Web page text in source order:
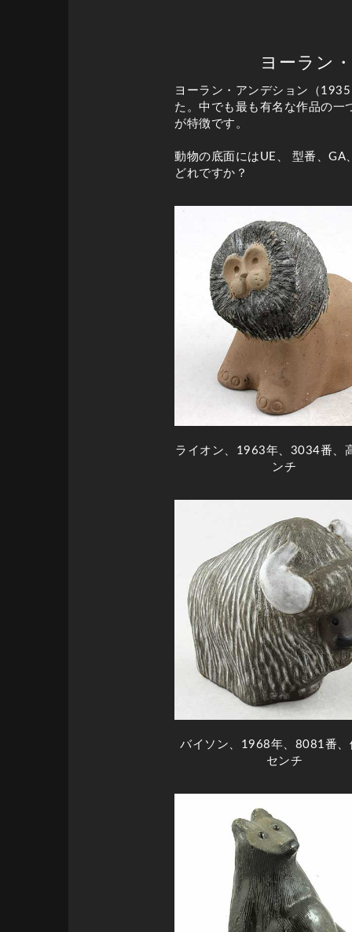
ヨーラン
ヨーラン・アンデション（
た。中でも最も有名な作品の
が特徴です。
動物の底面にはUE、 型番、
どれですか？
ライオン、1963年、3034番、
ンチ
バイソン、1968年、8081番
センチ